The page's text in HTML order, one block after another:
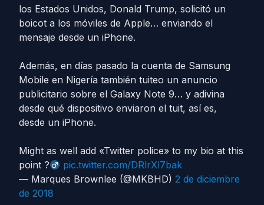
los Estados Unidos, Donald Trump, solicitó un
boicot a los móviles de Apple… enviando el
mensaje desde un iPhone.
Además, en días pasado la cuenta de Samsung
Mobile en Nigería también tuiteo un anuncio
publicitario sobre el Galaxy Note 9… y adivina
desde qué dispositivo enviaron el tuit, así es,
desde un iPhone.
Might as well add «Twitter police» to my bio at this
point ?‍
pic.twitter.com/DRlrXl7bak
— Marques Brownlee (@MKBHD) 2 de diciembre
de 2018